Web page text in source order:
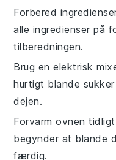
Forbered
alle ingredienser på
tilberedningen.
Brug en elektrisk
hurtigt blande sukker
dejen.
Forvarm ovnen tidligt
begynder at blande
færdig.